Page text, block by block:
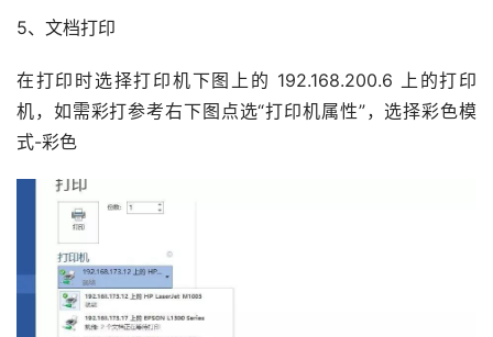
5、文档打印
在打印时选择打印机下图上的 192.168.200.6 上的打印
机，如需彩打参考右下图点选“打印机属性”，选择彩色模
式-彩色